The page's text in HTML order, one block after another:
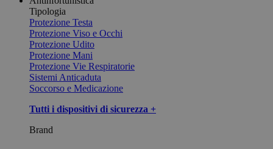
Tipologia
Protezione Testa
Protezione Viso e Occhi
Protezione Udito
Protezione Mani
Protezione Vie Respiratorie
Sistemi Anticaduta
Soccorso e Medicazione
Tutti i dispositivi di sicurezza +
Brand